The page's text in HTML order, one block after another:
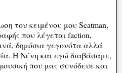
του κειμένου μου Scatman,
που λέγεται faction,
δημόσια γεγονότα αλλά
Η Νένη και εγώ διαβάσαμε,
που μας συνόδευε και